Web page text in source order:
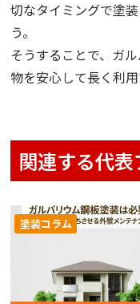
切なタイミングで塗
う。
そうすることで、ガ
物を安心して長く利用
関連する代
塗装コラム